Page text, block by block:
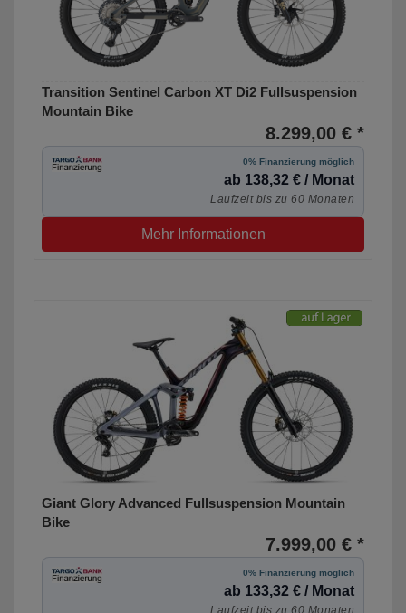
Transition Sentinel Carbon XT Di2 Fullsuspension
Mountain Bike
8.299,00 € *
0% Finanzierung möglich
ab 138,32 € / Monat
Laufzeit bis zu 60 Monaten
Mehr Informationen
Giant Glory Advanced Fullsuspension Mountain
Bike
7.999,00 € *
0% Finanzierung möglich
ab 133,32 € / Monat
Laufzeit bis zu 60 Monaten